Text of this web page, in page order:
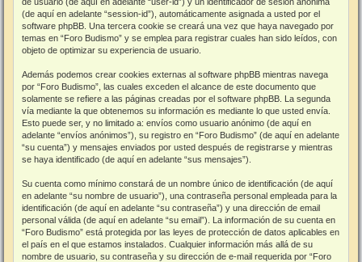
(de aquí en adelante “session-id”), automáticamente asignada a usted por el
software phpBB. Una tercera cookie se creará una vez que haya navegado por
temas en “Foro Budismo” y se emplea para registrar cuales han sido leídos, con
objeto de optimizar su experiencia de usuario.
Además podemos crear cookies externas al software phpBB mientras navega
por “Foro Budismo”, las cuales exceden el alcance de este documento que
solamente se refiere a las páginas creadas por el software phpBB. La segunda
vía mediante la que obtenemos su información es mediante lo que usted envía.
Esto puede ser, y no limitado a: envíos como usuario anónimo (de aquí en
adelante “envíos anónimos”), su registro en “Foro Budismo” (de aquí en adelante
“su cuenta”) y mensajes enviados por usted después de registrarse y mientras
se haya identificado (de aquí en adelante “sus mensajes”).
Su cuenta como mínimo constará de un nombre único de identificación (de aquí
en adelante “su nombre de usuario”), una contraseña personal empleada para la
identificación (de aquí en adelante “su contraseña”) y una dirección de email
personal válida (de aquí en adelante “su email”). La información de su cuenta en
“Foro Budismo” está protegida por las leyes de protección de datos aplicables en
el país en el que estamos instalados. Cualquier información más allá de su
nombre de usuario, su contraseña y su dirección de e-mail requerida por “Foro